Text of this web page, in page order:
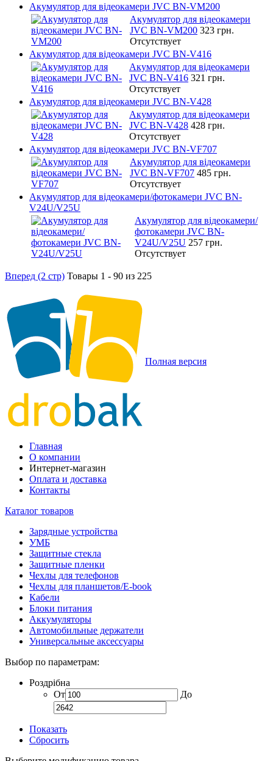
Акумулятор для відеокамери JVC BN-VM200
Акумулятор для відеокамери
JVC BN-VM200 323 грн.
Отсутствует
Акумулятор для відеокамери JVC BN-V416
Акумулятор для відеокамери
JVC BN-V416 321 грн.
Отсутствует
Акумулятор для відеокамери JVC BN-V428
Акумулятор для відеокамери
JVC BN-V428 428 грн.
Отсутствует
Акумулятор для відеокамери JVC BN-VF707
Акумулятор для відеокамери
JVC BN-VF707 485 грн.
Отсутствует
Акумулятор для відеокамери/фотокамери JVC BN-
V24U/V25U
Акумулятор для відеокамери/
фотокамери JVC BN-
V24U/V25U 257 грн.
Отсутствует
Вперед (2 стр) Товары 1 - 90 из 225
Полная версия
Главная
О компании
Интернет-магазин
Оплата и доставка
Контакты
Каталог товаров
Зарядные устройства
УМБ
Защитные стекла
Защитные пленки
Чехлы для телефонов
Чехлы для планшетов/E-book
Кабели
Блоки питания
Аккумуляторы
Автомобильные держатели
Универсальные аксессуары
Выбор по параметрам:
Роздрібна
От
До
Показать
Сбросить